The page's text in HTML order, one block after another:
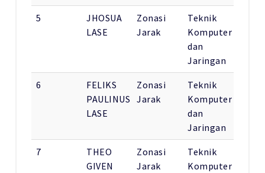
5
JHOSUA
LASE
Zonasi
Jarak
Teknik
Komputer
dan
Jaringan
6
FELIKS
PAULINUS
LASE
Zonasi
Jarak
Teknik
Komputer
dan
Jaringan
7
THEO
GIVEN
Zonasi
Jarak
Teknik
Komputer